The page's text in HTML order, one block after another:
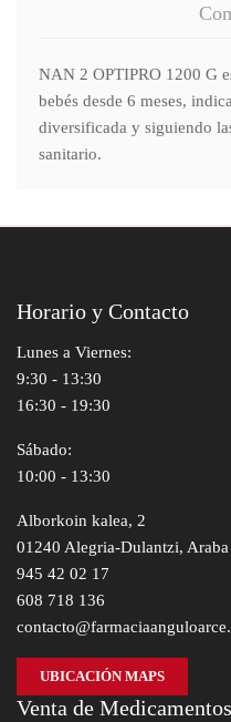
NAN 2 OPTIPRO 1200 G
bebés desde 6 meses,
diversificada y siguiendo
sanitario.
Horario y Contacto
Lunes a Viernes:
9:30 - 13:30
16:30 - 19:30
Sábado:
10:00 - 13:30
Alborkoin kalea, 2
01240 Alegria-Dulantzi, Araba
945 42 02 17
608 718 136
UBICACIÓN MAPS
Venta de Medicamentos